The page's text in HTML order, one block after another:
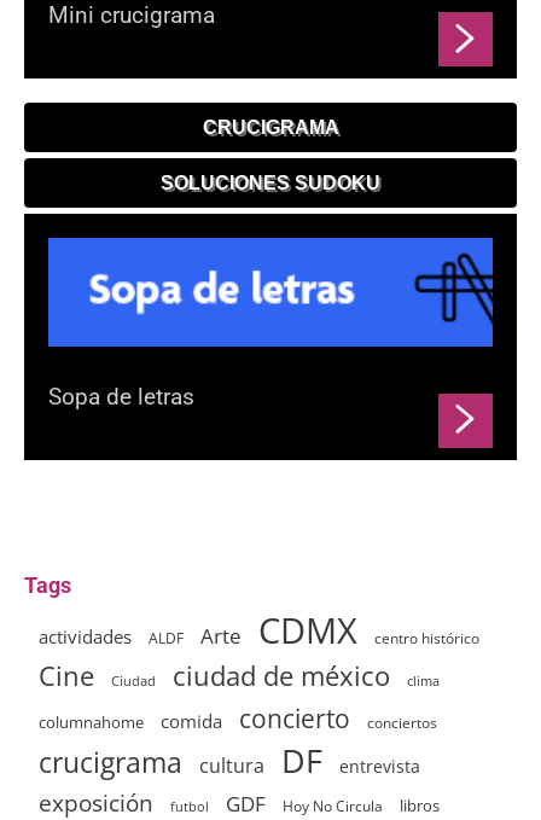
Mini crucigrama
CRUCIGRAMA
SOLUCIONES SUDOKU
Sopa de letras
Tags
actividades ALDF Arte CDMX centro histórico
Cine Ciudad ciudad de méxico clima
columnahome comida concierto conciertos
crucigrama cultura DF entrevista
exposición futbol GDF Hoy No Circula libros